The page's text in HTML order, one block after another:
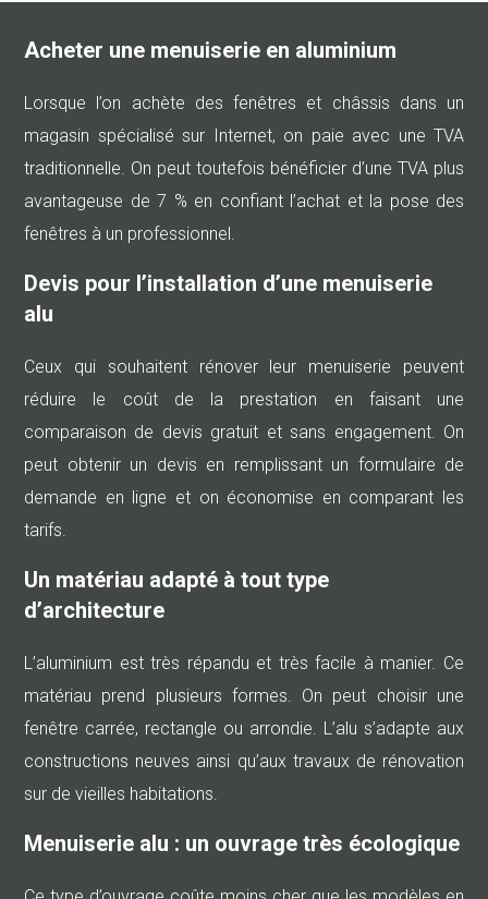
Acheter une menuiserie en aluminium
Lorsque l’on achète des fenêtres et châssis dans un
magasin spécialisé sur Internet, on paie avec une TVA
traditionnelle. On peut toutefois bénéficier d’une TVA plus
avantageuse de 7 % en confiant l’achat et la pose des
fenêtres à un professionnel.
Devis pour l’installation d’une menuiserie
alu
Ceux qui souhaitent rénover leur menuiserie peuvent
réduire le coût de la prestation en faisant une
comparaison de devis gratuit et sans engagement. On
peut obtenir un devis en remplissant un formulaire de
demande en ligne et on économise en comparant les
tarifs.
Un matériau adapté à tout type
d’architecture
L’aluminium est très répandu et très facile à manier. Ce
matériau prend plusieurs formes. On peut choisir une
fenêtre carrée, rectangle ou arrondie. L’alu s’adapte aux
constructions neuves ainsi qu’aux travaux de rénovation
sur de vieilles habitations.
Menuiserie alu : un ouvrage très écologique